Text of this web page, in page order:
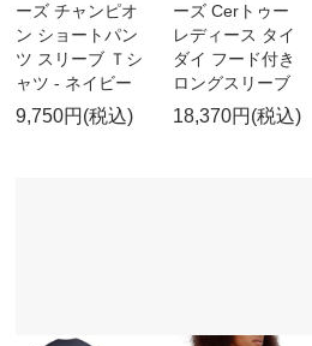
ーズ チャンピオ
ン ショートパン
ツ スリーブ Ｔシ
ャツ - ネイビー
9,750円(税込)
ーズ Cerトゥー
レディース タイ
ダイ フード付き
ロングスリーブ
18,370円(税込)